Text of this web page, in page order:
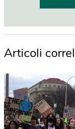
Articoli